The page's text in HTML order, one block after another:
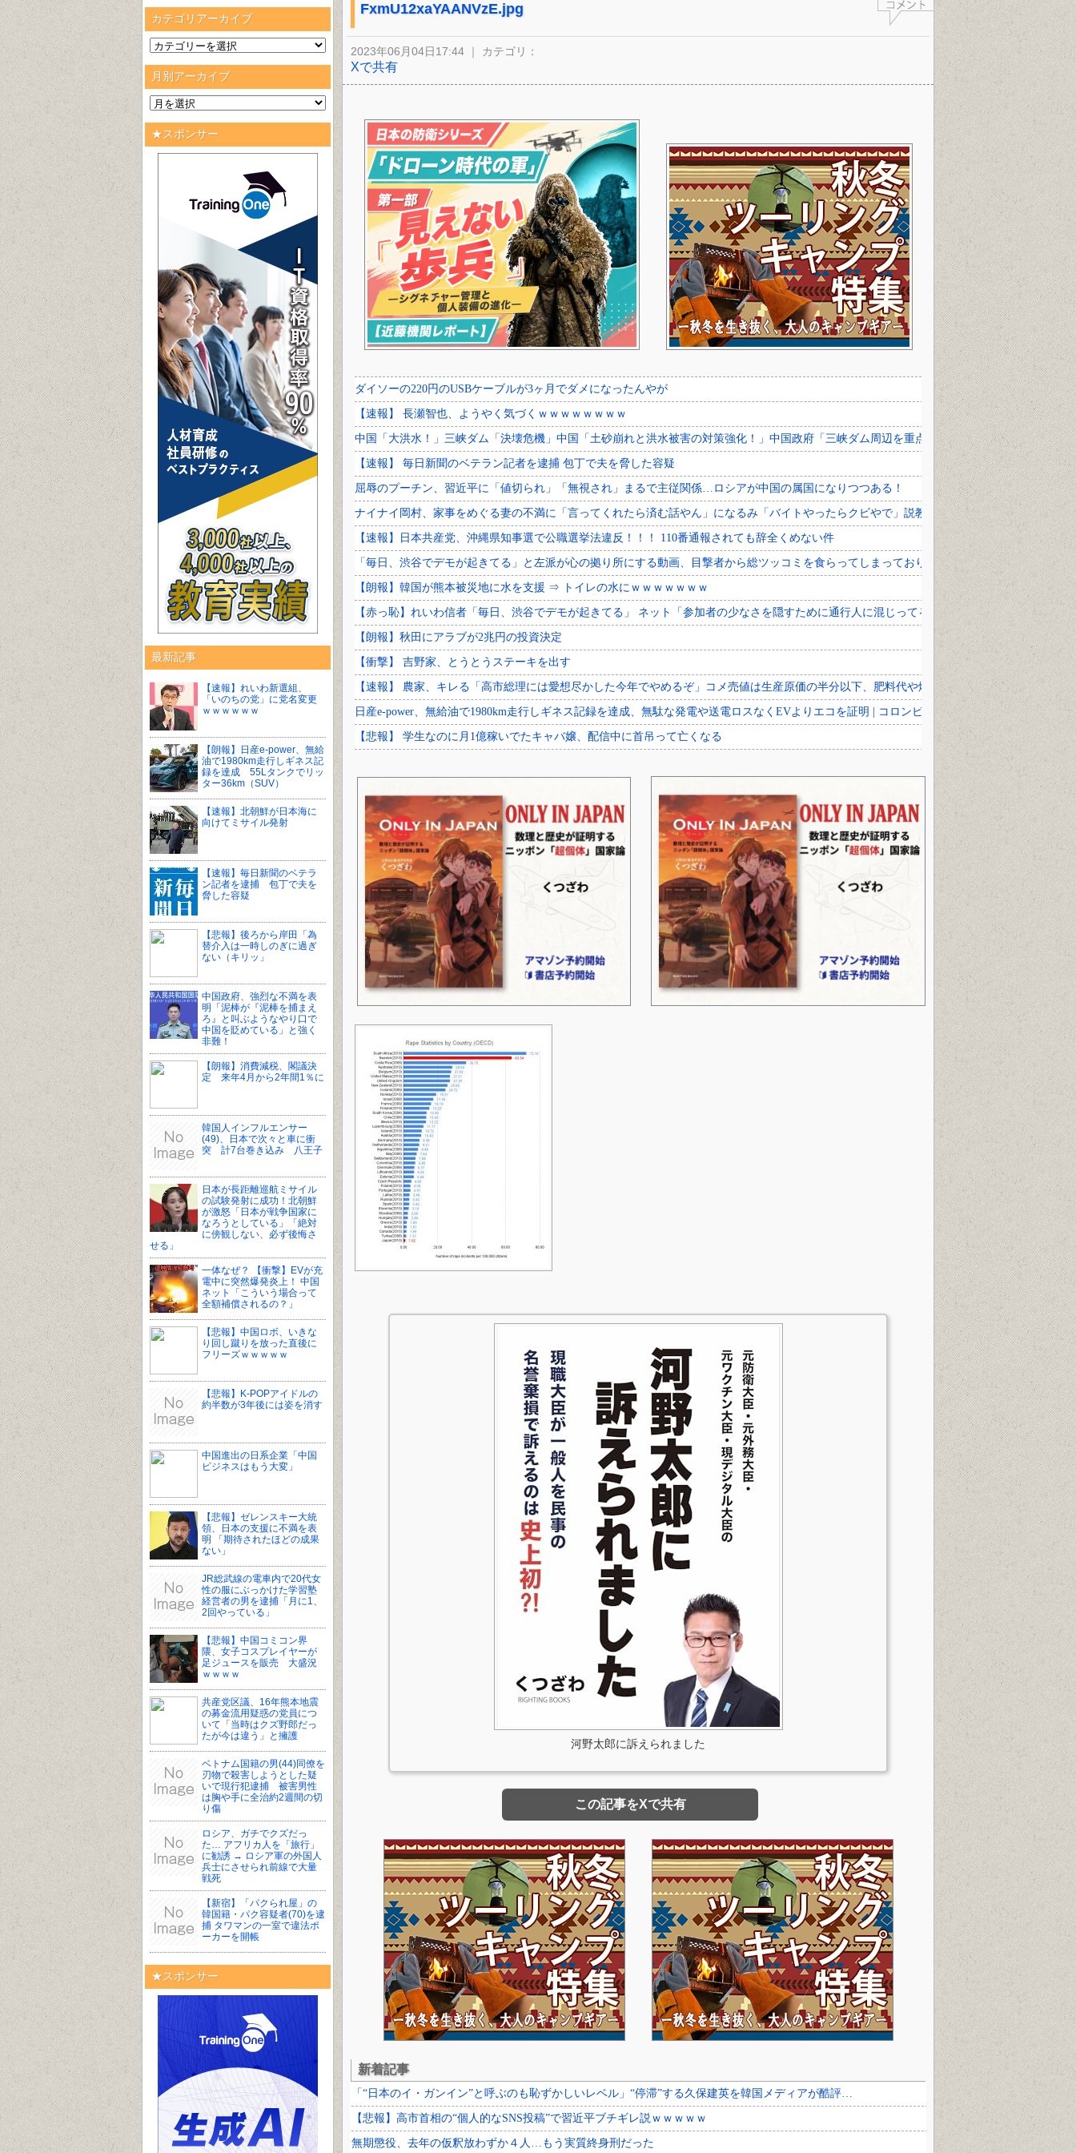
カテゴリアーカイブ
月別アーカイブ
★スポンサー
最新記事
【速報】れいわ新選組、
「いのちの党」に党名変更
ｗｗｗｗｗｗ
【朗報】日産e-power、無給
油で1980km走行しギネス記
録を達成 55Lタンクでリッ
ター36km（SUV）
【速報】北朝鮮が日本海に
向けてミサイル発射
【速報】毎日新聞のベテラ
ン記者を逮捕 包丁で夫を
脅した容疑
【悲報】後ろから岸田「為
替介入は一時しのぎに過ぎ
ない（キリッ」
中国政府、強烈な不満を表
明「泥棒が『泥棒を捕まえ
ろ』と叫ぶようなやり口で
中国を貶めている」と強く
非難！
【朗報】消費減税、閣議決
定 来年4月から2年間1％に
韓国人インフルエンサー
(49)、日本で次々と車に衝
突 計7台巻き込み 八王子
日本が長距離巡航ミサイル
の試験発射に成功！北朝鮮
が激怒「日本が戦争国家に
なろうとしている」「絶対
に傍観しない、必ず後悔さ
せる」
一体なぜ？ 【衝撃】EVが充
電中に突然爆発炎上！ 中国
ネット「こういう場合って
全額補償されるの？」
【悲報】中国ロボ、いきな
り回し蹴りを放った直後に
フリーズｗｗｗｗｗ
【悲報】K-POPアイドルの
約半数が3年後には姿を消す
中国進出の日系企業「中国
ビジネスはもう大変」
【悲報】ゼレンスキー大統
領、日本の支援に不満を表
明 「期待されたほどの成果
ない」
JR総武線の電車内で20代女
性の服にぶっかけた学習塾
経営者の男を逮捕「月に1、
2回やっている」
【悲報】中国コミコン界
隈、女子コスプレイヤーが
足ジュースを販売 大盛況
ｗｗｗｗ
共産党区議、16年熊本地震
の募金流用疑惑の党員につ
いて「当時はクズ野郎だっ
たが今は違う」と擁護
ベトナム国籍の男(44)同僚を
刃物で殺害しようとした疑
いで現行犯逮捕 被害男性
は胸や手に全治約2週間の切
り傷
ロシア、ガチでクズだっ
た… アフリカ人を「旅行」
に勧誘 → ロシア軍の外国人
兵士にさせられ前線で大量
戦死
【新宿】「パクられ屋」の
韓国籍・パク容疑者(70)を逮
捕 タワマンの一室で違法ポ
ーカーを開帳
★スポンサー
FxmU12xaYAANVzE.jpg
2023年06月04日17:44 ｜ カテゴリ：
Xで共有
河野太郎に訴えられました
この記事をXで共有
新着記事